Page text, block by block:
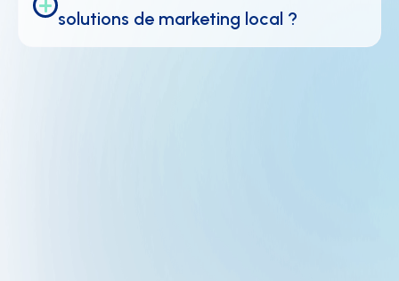
solutions de marketing local ?